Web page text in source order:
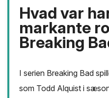
Hvad var
markante
Breaking
I serien Breaking Bad
som Todd Alquist i